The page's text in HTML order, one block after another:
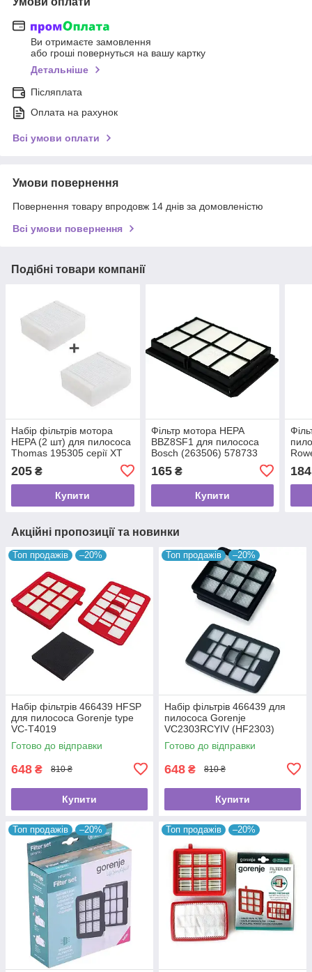
Ви отримаєте замовлення
або гроші повернуться на вашу картку
Детальніше
Післяплата
Оплата на рахунок
Всі умови оплати
Умови повернення
Повернення товару впродовж 14 днів за домовленістю
Всі умови повернення
Подібні товари компанії
Набір фільтрів мотора
HEPA (2 шт) для пилососа
Thomas 195305 серії XT
205 ₴
Купити
Фільтр мотора HEPA
BBZ8SF1 для пилососа
Bosch (263506) 578733
165₴
Купити
184
Акційні пропозиції та новинки
Топ продажів –20%
Набір фільтрів 466439 HFSP
для пилососа Gorenje type
VC-T4019
Готово до відправки
648 ₴ 810 ₴
Купити
Топ продажів –20%
Набір фільтрів 466439 для
пилососа Gorenje
VC2303RCYIV (HF2303)
Original
Готово до відправки
648 ₴ 810 ₴
Купити
Топ продажів –20% Топ продажів –20%